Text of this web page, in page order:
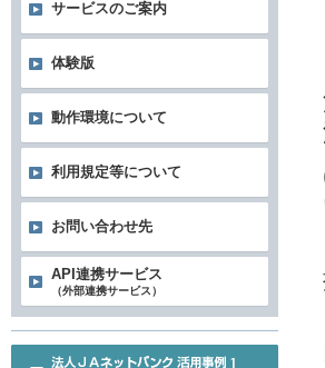
サービスのご案内
体験版
動作環境について
利用規定等について
お問い合わせ先
API連携サービス
（外部連携サービス）